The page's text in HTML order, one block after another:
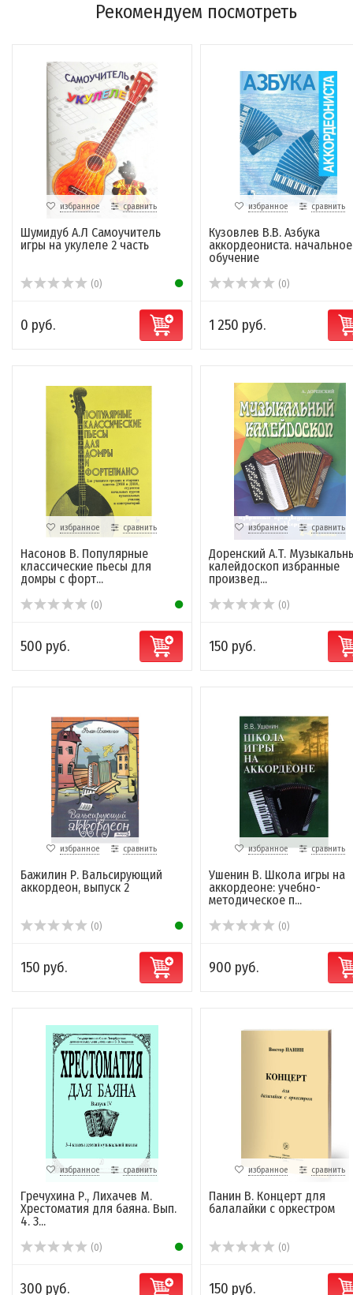
Рекомендуем посмотреть
избранное сравнить
Шумидуб А.Л Самоучитель
игры на укулеле 2 часть
(0)
0 руб.
избранное сравнить
Кузовлев В.В. Азбука
аккордеониста. начальное
обучение
(0)
1 250 руб.
избранное сравнить
Насонов В. Популярные
классические пьесы для
домры с форт...
(0)
500 руб.
избранное сравнить
Доренский А.Т.
калейдоскоп избранные
произвед...
(0)
150 руб.
избранное сравнить
Бажилин Р. Вальсирующий
аккордеон, выпуск 2
(0)
150 руб.
избранное сравнить
Ушенин В. Школа игры на
аккордеоне: учебно-
методическое п...
(0)
900 руб.
избранное сравнить
Гречухина Р., Лихачев М.
Хрестоматия для баяна. Вып.
4. 3...
(0)
300 руб.
избранное сравнить
Панин В. Концерт для
балалайки с оркестром
(0)
150 руб.